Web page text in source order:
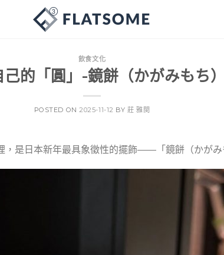
飲食文化
己的「圓」-鏡餅（かがみもち
POSTED ON2025-11-12 BY莊 雅閔
，是日本新年最具象徵性的擺飾——「鏡餅（かが